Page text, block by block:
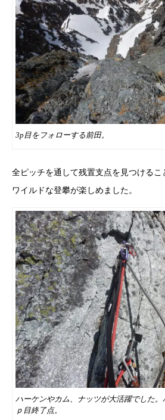
3p目をフォローする前田。
全ピッチを通して残置支点を見つけるこ
ワイルドな登攀が楽しめました。
ハーケンやカム、ナッツが大活躍でした
ｐ目終了点。